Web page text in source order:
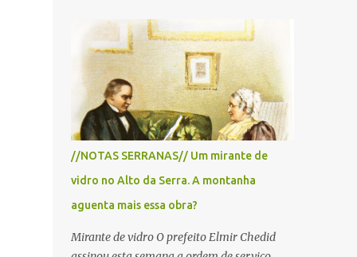
realização do L'Étape Serra Negra by Tour
de France presented by Nubank.
Considerado o principal circuito de ciclismo
amador da América Latina, o evento reunirá
atletas de diferentes regiões do país e terá
percursos passando pelos municípios de
Serra Negra, Amparo, Monte Alegre do Sul,
Lindoia e Socorro. Para garantir a segurança
dos participantes e do público, diversos
trechos de rodovias e estradas da região
longo da prova. A largada será na Rua
//NOTAS SERRANAS// Um mirante de
vidro no Alto da Serra. A montanha
aguenta mais essa obra?
Mirante de vidro O prefeito Elmir Chedid